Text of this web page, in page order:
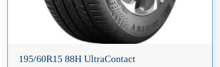
195/60R15 88H UltraContact